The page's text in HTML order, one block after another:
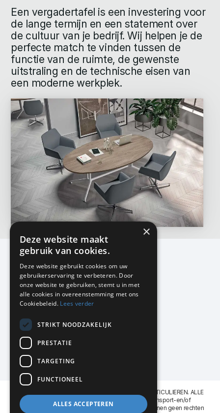
Een vergadertafel is een investering voor
de lange termijn en een statement over
de cultuur van je bedrijf. Wij helpen je de
perfecte match te vinden tussen de
functie van de ruimte, de gewenste
uitstraling en de technische eisen van
een moderne werkplek.
KMP Kantoormeubilair
Airport Business Park
Frankfurtstraat 29-31
1175 RH Lijnden
020-617 01 26
info@kmpkantoormeubilair.nl
Facebook
Instagram
KMP Kantoormeubilair levert aan BEDRIJVEN en PARTICULIEREN. ALLE
GENOEMDE PRIJZEN ZIJN EXCL. 21% B.T.W. Transport-en/of
Montagekosten op aanvraag. Aan deze website kunnen geen rechten
×
Deze website maakt
gebruik van cookies.
Deze website gebruikt cookies om uw
gebruikerservaring te verbeteren. Door
onze website te gebruiken, stemt u in met
alle cookies in overeenstemming met ons
Cookiebeleid. Lees verder
STRIKT NOODZAKELIJK
PRESTATIE
TARGETING
FUNCTIONEEL
ALLES ACCEPTEREN